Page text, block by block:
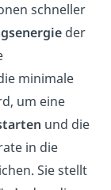
schneller
der
minimale
um eine
und die
in die
Sie stellt